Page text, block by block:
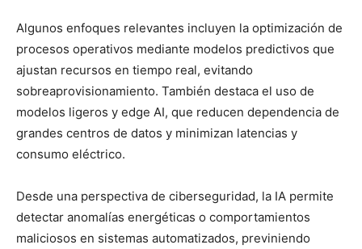
Algunos enfoques relevantes incluyen la optimización de
procesos operativos mediante modelos predictivos que
ajustan recursos en tiempo real, evitando
sobreaprovisionamiento. También destaca el uso de
modelos ligeros y edge AI, que reducen dependencia de
grandes centros de datos y minimizan latencias y
consumo eléctrico.
Desde una perspectiva de ciberseguridad, la IA permite
detectar anomalías energéticas o comportamientos
maliciosos en sistemas automatizados, previniendo